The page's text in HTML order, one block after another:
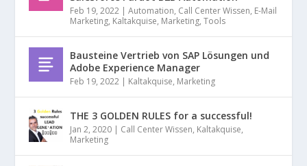
Feb 19, 2022 |Automation, Call Center Wissen, E-Mail
Marketing, Kaltakquise, Marketing,Tools
Bausteine Vertrieb von SAP Lösungen und
Adobe Experience Manager
Feb 19, 2022 | Kaltakquise, Marketing
THE 3 GOLDEN RULES for a successful!
Jan 2, 2020 | Call Center Wissen, Kaltakquise,
Marketing